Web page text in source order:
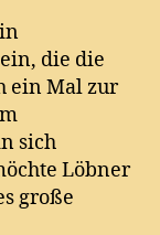
die die
ein Mal zur
sich
Löbner
große